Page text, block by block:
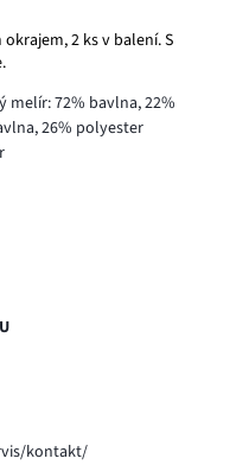
2 ks v balení. S
melír: 72% bavlna, 22%
26% polyester
kontakt/